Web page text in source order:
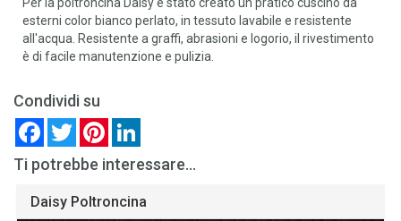
esterni color bianco perlato, in tessuto lavabile e resistente
all'acqua. Resistente a graffi, abrasioni e logorio, il rivestimento
è di facile manutenzione e pulizia.
Condividi su
FacebookTwitter Pinterest
Ti potrebbe interessare...
Daisy Poltroncina